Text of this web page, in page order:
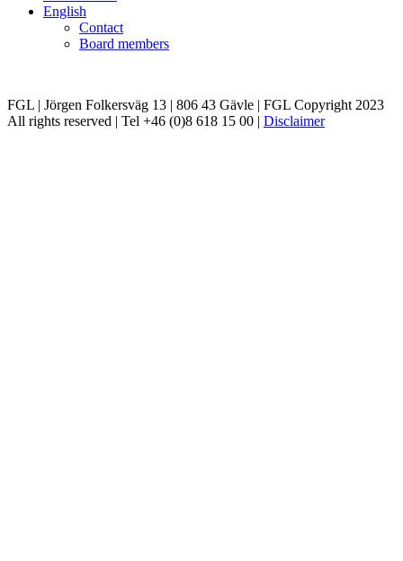
English
Contact
Board members
FGL | Jörgen Folkersväg 13 | 806 43 Gävle | FGL Copyright 2023
All rights reserved | Tel +46 (0)8 618 15 00 | Disclaimer